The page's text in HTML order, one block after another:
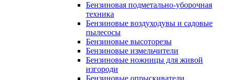
Бензиновая подметально-уборочная
техника
Бензиновые воздуходувы и садовые
пылесосы
Бензиновые высоторезы
Бензиновые измельчители
Бензиновые ножницы для живой
изгороди
Бензиновые опрыскиватели